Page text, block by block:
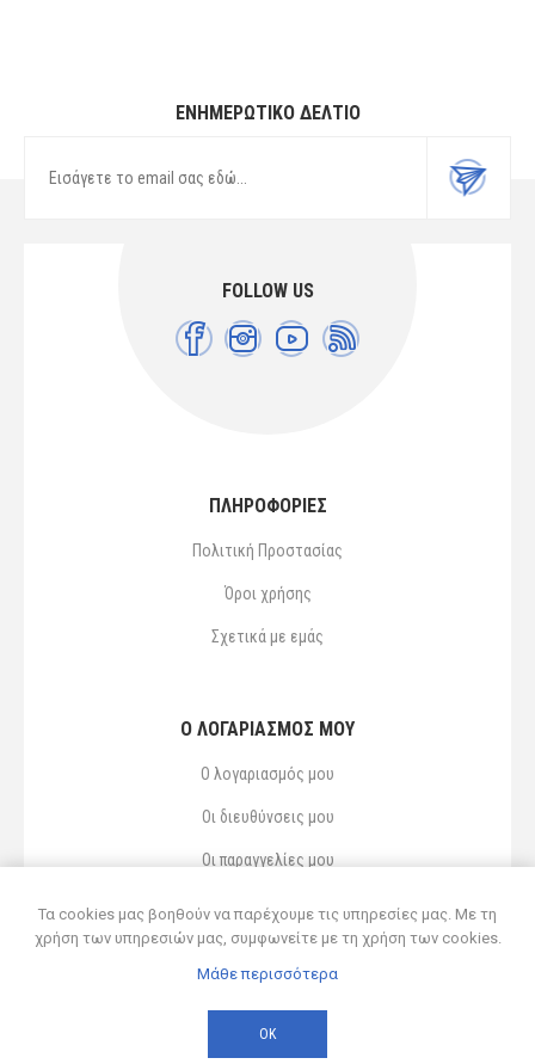
ΕΝΗΜΕΡΩΤΙΚΌ ΔΕΛΤΊΟ
FOLLOW US
ΠΛΗΡΟΦΟΡΙΕΣ
Πολιτική Προστασίας
Όροι χρήσης
Σχετικά με εμάς
Ο ΛΟΓΑΡΙΑΣΜΌΣ ΜΟΥ
Ο λογαριασμός μου
Οι διευθύνσεις μου
Οι παραγγελίες μου
© 2026 Δ ΚΥΡΣΑΝΙΔΗΣ ΚΑΙ ΥΙΟΣ ΟΕ
Τα cookies μας βοηθούν να παρέχουμε τις υπηρεσίες μας. Με τη
χρήση των υπηρεσιών μας, συμφωνείτε με τη χρήση των cookies.
Μάθε περισσότερα
ΟΚ